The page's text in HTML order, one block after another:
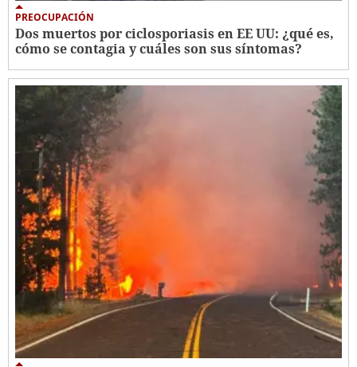
PREOCUPACIÓN
Dos muertos por ciclosporiasis en EE UU: ¿qué es,
cómo se contagia y cuáles son sus síntomas?